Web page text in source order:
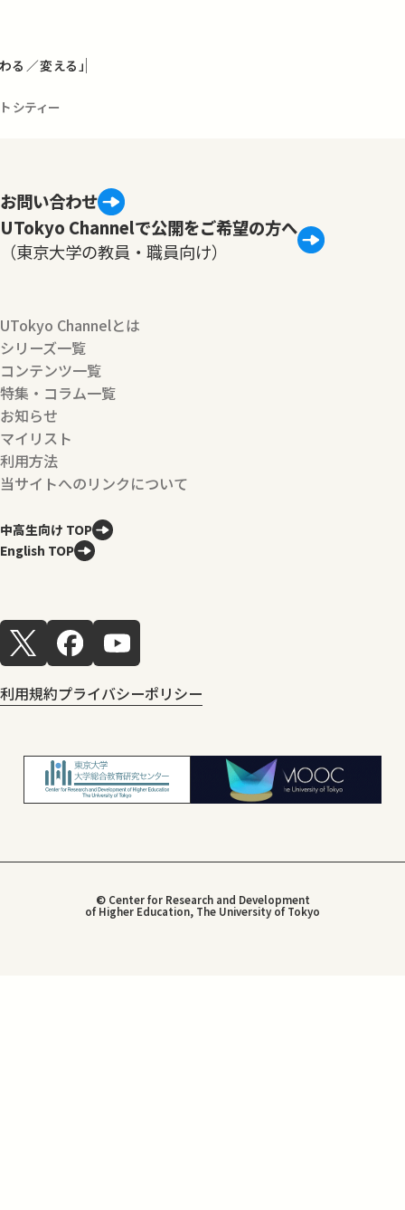
る／変える」
シティー
お問い合わせ
UTokyo Channelで公開をご希望の方へ
（東京大学の教員・職員向け）
UTokyo Channelとは
シリーズ一覧
コンテンツ一覧
特集・コラム一覧
お知らせ
マイリスト
利用方法
当サイトへのリンクについて
中高生向け TOP
English TOP
利用規約プライバシーポリシー
© Center for Research and Development
of Higher Education, The University of Tokyo